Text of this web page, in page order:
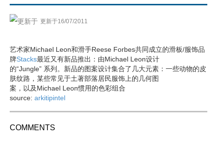
更新于16/07/2011
艺术家Michael Leon和滑手Reese Forbes共同成立的滑板/服饰品
牌Stacks最近又有新品推出：由Michael Leon设计
的“Jungle” 系列。新品的图案设计集合了几大元素：一些动物的皮
肤纹路，某些常见于土著部落居民服饰上的几何图
案，以及Michael Leon惯用的色彩组合
source: arkitipintel
COMMENTS